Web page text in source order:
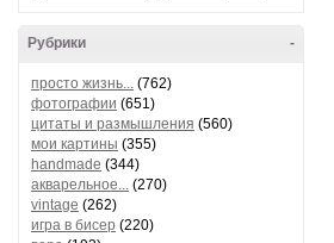
-
Рубрики
просто жизнь... (762)
фотографии (651)
цитаты и размышления (560)
мои картины (355)
handmade (344)
акварельное... (270)
vintage (262)
игра в бисер (220)